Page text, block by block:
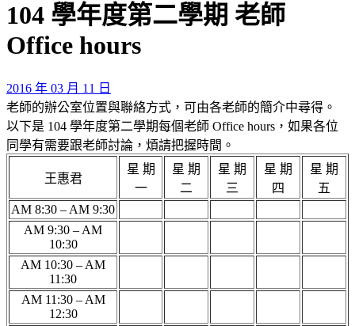
104 學年度第二學期 老師
Office hours
2016 年 03 月 11 日
老師的辦公室位置與聯絡方式，可由各老師的簡介中尋得。
以下是 104 學年度第二學期每個老師 Office hours，如果各位
同學有需要跟老師討論，煩請把握時間。
王惠君
星 期
一
星 期
二
星 期
三
星 期
四
星 期
五
AM 8:30 – AM 9:30
AM 9:30 – AM
10:30
AM 10:30 – AM
11:30
AM 11:30 – AM
12:30